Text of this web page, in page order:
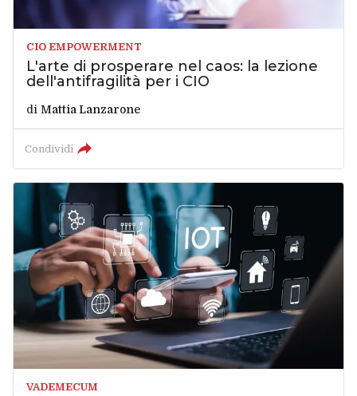
CIO EMPOWERMENT
L'arte di prosperare nel caos: la lezione
dell'antifragilità per i CIO
di Mattia Lanzarone
Condividi
VADEMECUM